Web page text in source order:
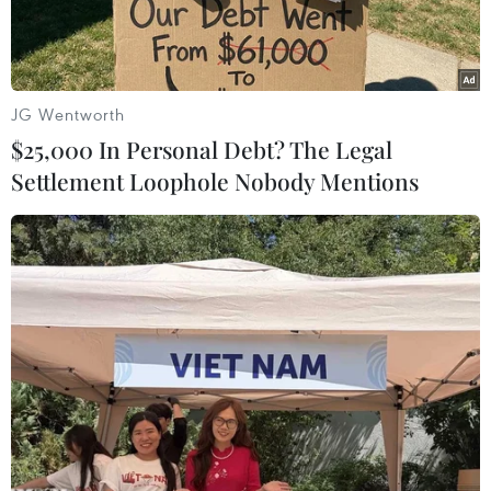
Bộ trưởng Bộ Lao động-Thương binh và Xã hội Đào Ngọc Dung
tham dự cuộc họp Bộ trưởng Phụ nữ ASEAN lần thứ 4 tại điểm
cầu Việt Nam. (Ảnh: PV/Vietnam+)
“Các quốc gia thành viên ASEAN cần có những
JG Wentworth
$25,000 In Personal Debt? The Legal
Settlement Loophole Nobody Mentions